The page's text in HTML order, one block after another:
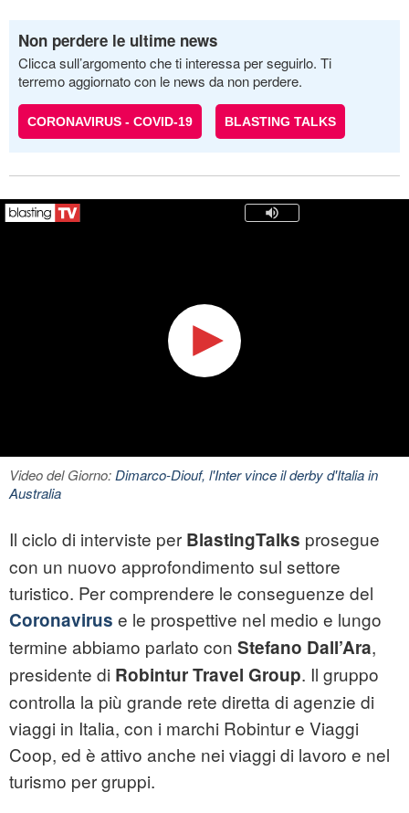
Non perdere le ultime news
Clicca sull’argomento che ti interessa per seguirlo. Ti
terremo aggiornato con le news da non perdere.
CORONAVIRUS - COVID-19 BLASTING TALKS
Video del Giorno:Dimarco-Diouf, l'Inter vince il derby d'Italia in
Australia
Il ciclo di interviste per BlastingTalks prosegue
con un nuovo approfondimento sul settore
turistico. Per comprendere le conseguenze del
Coronavirus e le prospettive nel medio e lungo
termine abbiamo parlato con Stefano Dall’Ara,
presidente di Robintur Travel Group. Il gruppo
controlla la più grande rete diretta di agenzie di
viaggi in Italia, con i marchi Robintur e Viaggi
Coop, ed è attivo anche nei viaggi di lavoro e nel
turismo per gruppi.